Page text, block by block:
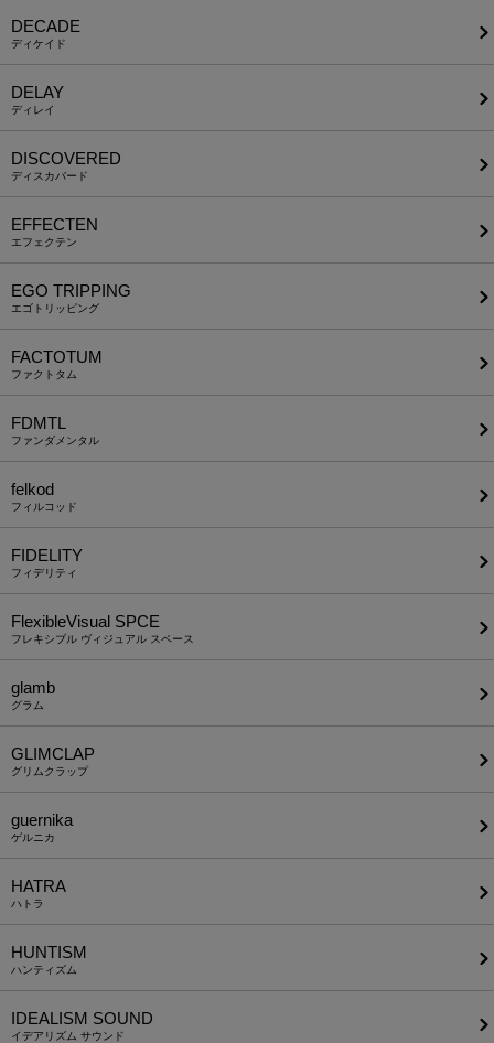
DECADE
ディケイド
DELAY
ディレイ
DISCOVERED
ディスカバード
EFFECTEN
エフェクテン
EGO TRIPPING
エゴトリッピング
FACTOTUM
ファクトタム
FDMTL
ファンダメンタル
felkod
フィルコッド
FIDELITY
フィデリティ
FlexibleVisual SPCE
フレキシブル ヴィジュアル スペース
glamb
グラム
GLIMCLAP
グリムクラップ
guernika
ゲルニカ
HATRA
ハトラ
HUNTISM
ハンティズム
IDEALISM SOUND
イデアリズム サウンド